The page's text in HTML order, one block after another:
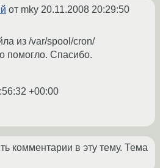
от mky 20.11.2008 20:29:50
из /var/spool/cron/
помогло. Спасибо.
+00:00
комментарии в эту тему. Тема